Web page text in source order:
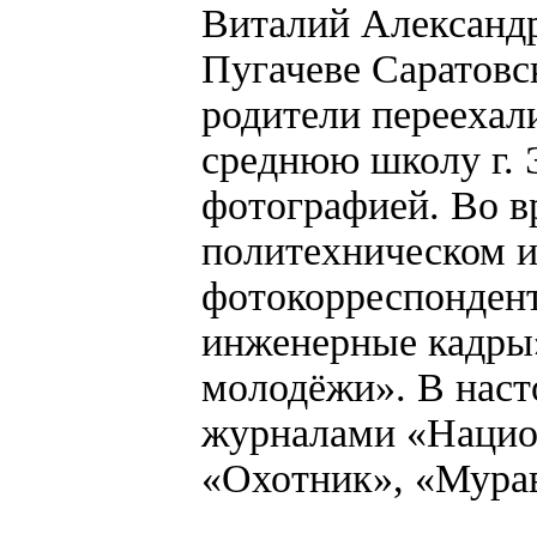
Виталий
Пугачеве
родители
среднюю школу г.
фотографией. Во
политехническом
инженерные
молодёжи». В
журналами
«Охотник»,